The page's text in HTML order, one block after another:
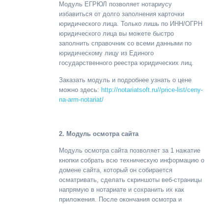
Модуль ЕГРЮЛ позволяет нотариусу
избавиться от долго заполнения карточки
юридического лица. Только лишь по ИНН/ОГРН
юридического лица вы можете быстро
заполнить справочник со всеми данными по
юридическому лицу из Единого
государственного реестра юридических лиц.
Заказать модуль и подробнее узнать о цене
можно здесь: http://notariatsoft.ru//price-list/ceny-
na-arm-notariat/
2. Модуль осмотра сайта
Модуль осмотра сайта позволяет за 1 нажатие
кнопки собрать всю техническую информацию о
домене сайта, который он собирается
осматривать, сделать скриншоты веб-страницы
напрямую в нотариате и сохранить их как
приложения. После окончания осмотра и